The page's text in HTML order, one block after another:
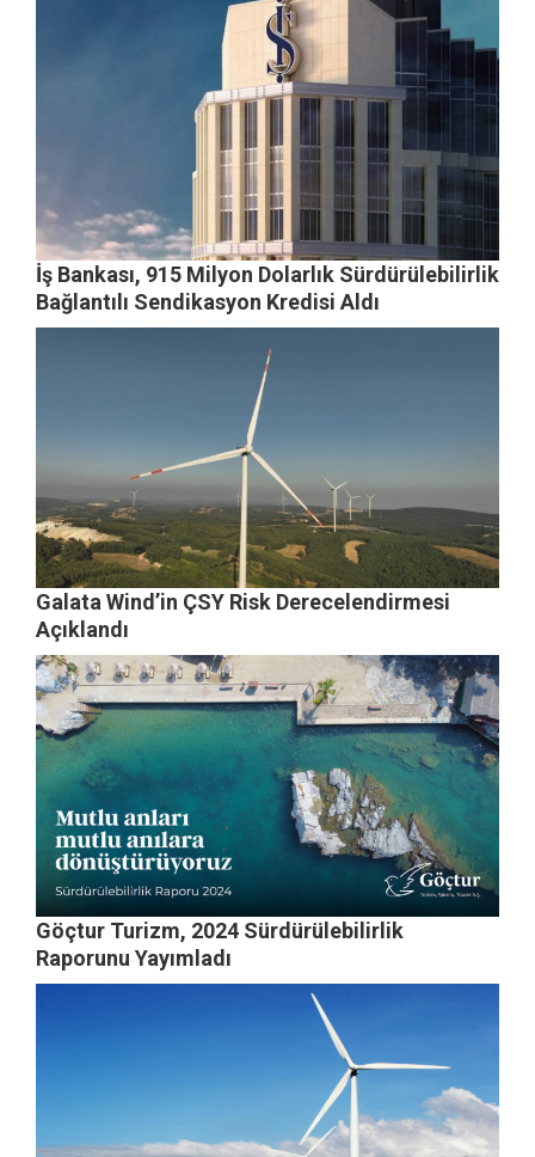
İş Bankası, 915 Milyon Dolarlık Sürdürülebilirlik
Bağlantılı Sendikasyon Kredisi Aldı
Galata Wind’in ÇSY Risk Derecelendirmesi
Açıklandı
Göçtur Turizm, 2024 Sürdürülebilirlik
Raporunu Yayımladı